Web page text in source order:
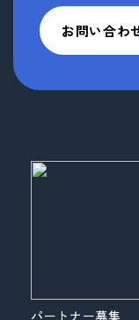
お問い合わ
パートナー募集